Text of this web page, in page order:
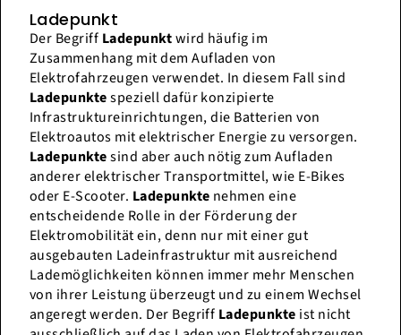
Ladepunkt
Der Begriff Ladepunktwird häufig im
Zusammenhang mit dem Aufladen von
Elektrofahrzeugen verwendet. In diesem Fall sind
Ladepunktespeziell dafür konzipierte
Infrastruktureinrichtungen, die Batterien von
Elektroautos mit elektrischer Energie zu versorgen.
Ladepunktesind aber auch nötig zum Aufladen
anderer elektrischer Transportmittel, wie E-Bikes
oder E-Scooter. Ladepunkte nehmen eine
entscheidende Rolle in der Förderung der
Elektromobilität ein, denn nur mit einer gut
ausgebauten Ladeinfrastruktur mit ausreichend
Lademöglichkeiten können immer mehr Menschen
von ihrer Leistung überzeugt und zu einem Wechsel
angeregt werden. Der Begriff Ladepunkte ist nicht